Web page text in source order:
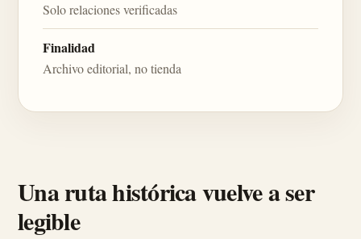
Solo relaciones verificadas
Finalidad
Archivo editorial, no tienda
Una ruta histórica vuelve a ser
legible